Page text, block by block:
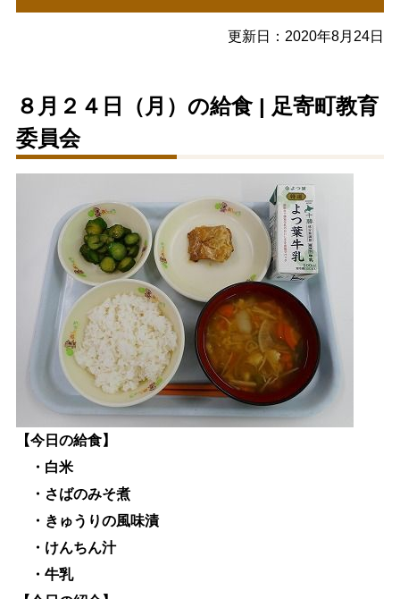
教育・手続き
生涯学習
文字サイズ
標準 拡大
色合い
白 黒 黄 青
リセット
更新日： 2020年8月24日
８月２４日（月）の給食 | 足寄町教育
委員会
【今日の給食】
・白米
・さばのみそ煮
・きゅうりの風味漬
・けんちん汁
・牛乳